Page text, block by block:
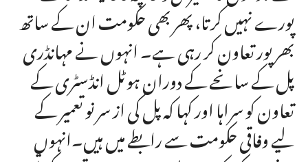
پورے نہیں کرتا، پھر بھی حکومت ان کے ساتھ
بھرپور تعاون کر رہی ہے۔ انہوں نے مہانڈری
پل کے سانحے کے دوران ہوٹل انڈسٹری کے
تعاون کو سراہا اور کہا کہ پل کی از سر نو تعمیر کے
لیے وفاقی حکومت سے رابطے میں ہیں۔انہوں